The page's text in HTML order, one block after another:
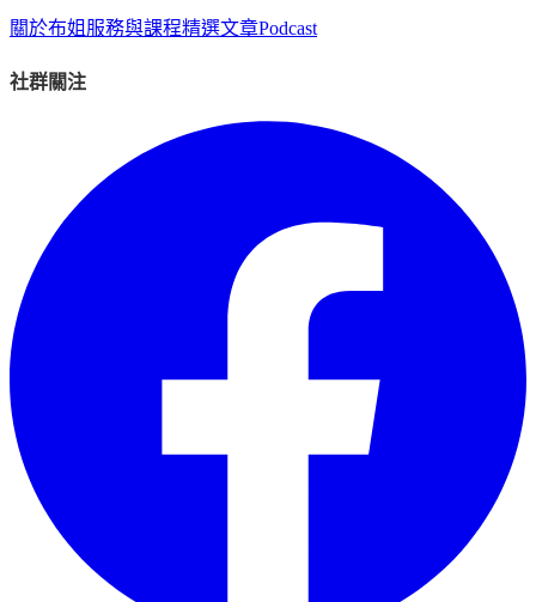
關於布姐 服務與課程精選文章Podcast
社群關注